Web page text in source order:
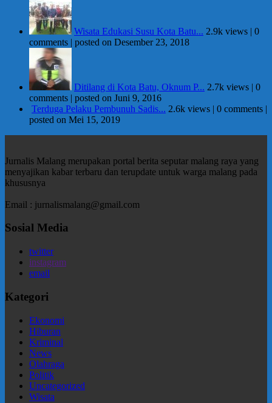
Wisata Edukasi Susu Kota Batu... 2.9k views | 0
comments | posted on Desember 23, 2018
Ditilang di Kota Batu, Oknum P... 2.7k views | 0
comments | posted on Juni 9, 2016
Terduga Pelaku Pembunuh Sadis... 2.6k views | 0 comments |
posted on Mei 15, 2019
Jurnalis Malang merupakan portal berita seputar malang raya yang
menyajikan kabar terbaru dan terupdate untuk warga malang pada
khususnya
Email : jurnalismalang@gmail.com
Sosial Media
twitter
instagram
email
Kategori
Ekonomi
Hiburan
Kriminal
News
Olahraga
Politik
Uncategorized
Wisata